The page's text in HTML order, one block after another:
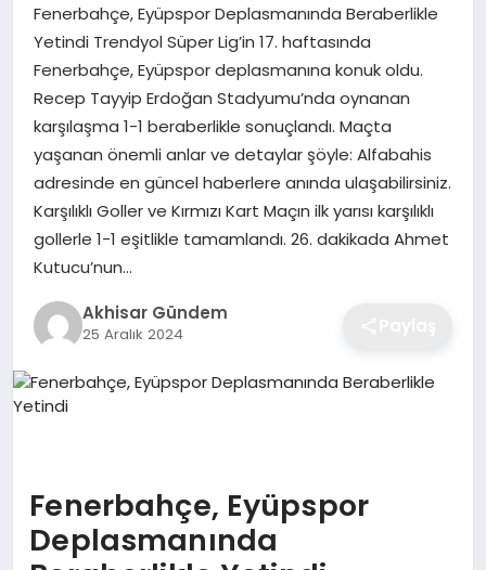
YAŞAM
Fenerbahçe, Eyüpspor Deplasmanında Beraberlikle
Yetindi Trendyol Süper Lig’in 17. haftasında
Fenerbahçe, Eyüpspor deplasmanına konuk oldu.
Recep Tayyip Erdoğan Stadyumu’nda oynanan
karşılaşma 1-1 beraberlikle sonuçlandı. Maçta
yaşanan önemli anlar ve detaylar şöyle: Alfabahis
adresinde en güncel haberlere anında ulaşabilirsiniz.
Karşılıklı Goller ve Kırmızı Kart Maçın ilk yarısı karşılıklı
gollerle 1-1 eşitlikle tamamlandı. 26. dakikada Ahmet
Kutucu’nun…
Akhisar Gündem
25 Aralık 2024
Fenerbahçe, Eyüpspor
Deplasmanında